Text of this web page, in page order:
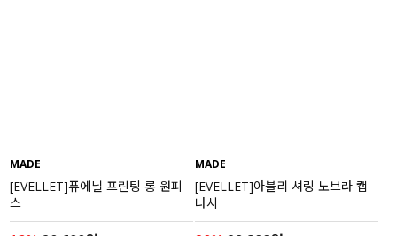
MADE
[EVELLET]퓨에닐 프린팅 롱 원피
스
MADE
[EVELLET]아블리 셔링 노브라 캡
나시